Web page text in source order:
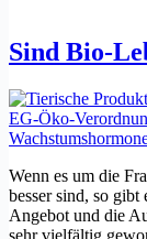
Sind Bio-
Wenn es um die
besser sind, so
Angebot und die
sehr vielfältig